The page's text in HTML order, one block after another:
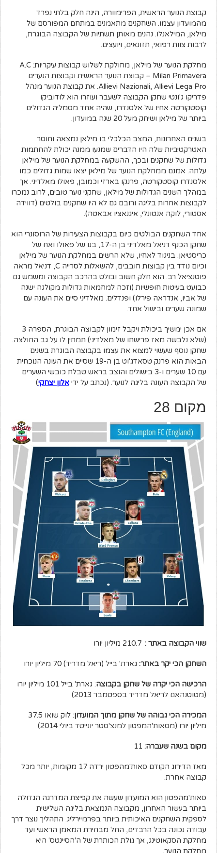
קבוצת הנוער הראשית, הפרימוורה, הינה חלק בלתי נפרד
מהמועדון עצמו. השחקנים מתאמנים במתחם המפורסם של
מילאן, המילאנלו. נהנים מאותן תשתיות של הקבוצה הבוגרת,
לרבות צוות רפואי, תזונאים, ויועצים.
מחלקת הנוער של מילאן, מחולקת לשלוש קבוצות עיקריות: A.C
Milan Primavera – קבוצת הנוער הראשית וקבוצות הנערים
Allievi Nazionali, Allievi Lega Pro. את קבוצת הנוער מנהל
פדריקו ג'ונטי שחקן הקבוצה לשעבר ועוזרו הוא לודוביקו
קוסטקורטה אחיו של אלסנדרו, שהיה אחד מסמליה הגדולים
ביותר של מילאן ושיחק מעל 20 שנה במועדון.
בשנים האחרונות, המצב הכלכלי בו מילאן נמצאה וחוסר
האטרקטיביות שלה היו הדברים שמנעו ממנה יכולת להחתמות
גדולות של שחקנים ובכך, ההשקעה במחלקת הנוער של מילאן
עלתה. אמנם ממחלקת הנוער של מילאן יצאו שמות גדולים כמו
אלסנדרו קוסטקורטה, פרנקו בארזי וכמובן, פאולו מאלדיני. אך
במהלך השנים הגדולות של מילאן, שחקני נוער טובים, לרוב נמכרו
לקבוצות אחרות בליגה ורובם גם לא היו שחקנים בולטים (דווידה
אסטורי, לוקה אנטונלי, איגנאציו אבאטה).
אחד השחקנים הבולטים כיום בקבוצות הצעירות של הרוסונרי הוא
שחקן הכנף דניאל מאלדיני בן ה-17, בנו של פאולו ואח של
כריסטיאן. בניגוד לאחיו, שלא הרשים במחלקת הנוער של מילאן
וכיום נודד בין קבוצות חובבים, להשאלות לסרייה C, דניאל מראה
פוטנציאל רב. הוא חלק חשוב ובולט בהרכב הקבוצה ומשמש גם
כבועט בעיטות חופשיות (וזכה למחמאות גדולות מקולגה ישנה
של אביו, אנדראה פירלו) ופנדלים. מאלדיני סיים את העונה עם
שמונה שערים ובישול אחד.
אם אכן ימשיך ביכולת ויקבל זימון לקבוצה הבוגרת, הספרה 3
(שלא נלבשה מאז פרישתו של מאלדיני) תמתין לו על גב החולצה.
שחקן נוסף שעשוי למצוא את עצמו בקבוצה הבוגרת בשנים
הבאות הוא פרנק טסאדג'וט בן ה-19 שסיים את העונה הנוכחית
עם 10 שערים ו-3 בישולים והוצב בראש טבלת כובשי השערים
של הקבוצה העונה בליגה לנוער. (נכתב על ידיאלון יצחקי)
מקום 28
שווי הקבוצה באתר: 210.7 מיליון יורו
השחקן הכי יקר באתר: גארת' בייל (ריאל מדריד) 70 מיליון יורו
הרכישה הכי יקרה של שחקן בקבוצה
: גארת' בייל 101 מיליון יורו
(מטוטנהאם לריאל מדריד בספטמבר 2013)
המכירה הכי גבוהה של שחקן מתוך המועדון
: לוק שואו 37.5
מיליון יורו (מסאות'המפטון למנצ'סטר יונייטד ביולי 2014)
מקום בשנה שעברה:
מאז הדירוג הקודם סאות'מהפטון ירדה 17 מקומות, יותר מכל
קבוצה אחרת.
סאות'מהפטון הוא המועדון שעשה את קפיצת המדרגה הגדולה
ביותר בעשור האחרון, מקבוצה הנמצאת בליגה השלישית
לספקית השחקנים האיכותית ביותר בפרמיירליג. התהליך נוצר דרך
עבודה נכונה בכל הרבדים, החל מבחירת המאמן הראשי ועד
מחלקת הסקאוטינג, אך גולת הכותרת של ה'הסיינטס' היא
מחלקת הנוער.